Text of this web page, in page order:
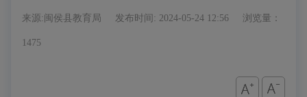
来源:闽侯县教育局 发布时间: 2024-05-24 12:56 浏览量：
1475